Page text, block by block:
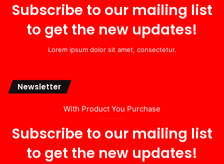
Subscribe to our mailing list
to get the new updates!
Lorem ipsum dolor sit amet, consectetur.
Newsletter
With Product You Purchase
Subscribe to our mailing list
to get the new updates!